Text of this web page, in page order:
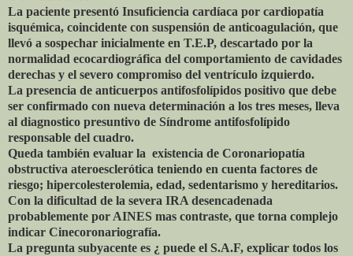
La paciente presentó Insuficiencia cardíaca por cardiopatía
isquémica, coincidente con suspensión de anticoagulación, que
llevó a sospechar inicialmente en T.E.P, descartado por la
normalidad ecocardiográfica del comportamiento de cavidades
derechas y el severo compromiso del ventrículo izquierdo.
La presencia de anticuerpos antifosfolípidos positivo que debe
ser confirmado con nueva determinación a los tres meses, lleva
al diagnostico presuntivo de Síndrome antifosfolípido
responsable del cuadro.
Queda también evaluar la existencia de Coronariopatía
obstructiva ateroesclerótica teniendo en cuenta factores de
riesgo; hipercolesterolemia, edad, sedentarismo y hereditarios.
Con la dificultad de la severa IRA desencadenada
probablemente por AINES mas contraste, que torna complejo
indicar Cinecoronariografía.
La pregunta subyacente es ¿ puede el S.A.F, explicar todos los